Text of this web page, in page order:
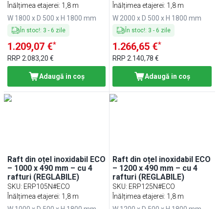
Înălțimea etajerei: 1,8 m
W 1800 x D 500 x H 1800 mm
În stoc!: 3 - 6 zile
1.209,07 €*
RRP 2.083,20 €
Adaugă in coş
Înălțimea etajerei: 1,8 m
W 2000 x D 500 x H 1800 mm
În stoc!: 3 - 6 zile
1.266,65 €*
RRP2.140,78 €
Adaugă in coş
Raft din oțel inoxidabil ECO
– 1000 x 490 mm – cu 4
rafturi (REGLABILE)
SKU: ERP105N#ECO
Înălțimea etajerei: 1,8 m
Raft din oțel inoxidabil ECO
– 1200 x 490 mm – cu 4
rafturi (REGLABILE)
SKU: ERP125N#ECO
Înălțimea etajerei: 1,8 m